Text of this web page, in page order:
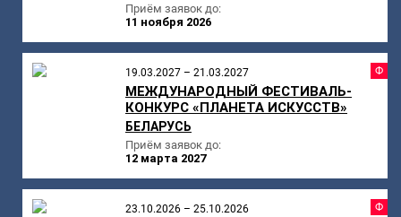
Приём заявок до:
11 ноября 2026
19.03.2027 – 21.03.2027
МЕЖДУНАРОДНЫЙ ФЕСТИВАЛЬ-
КОНКУРС «ПЛАНЕТА ИСКУССТВ»
БЕЛАРУСЬ
Приём заявок до:
12 марта 2027
23.10.2026 – 25.10.2026